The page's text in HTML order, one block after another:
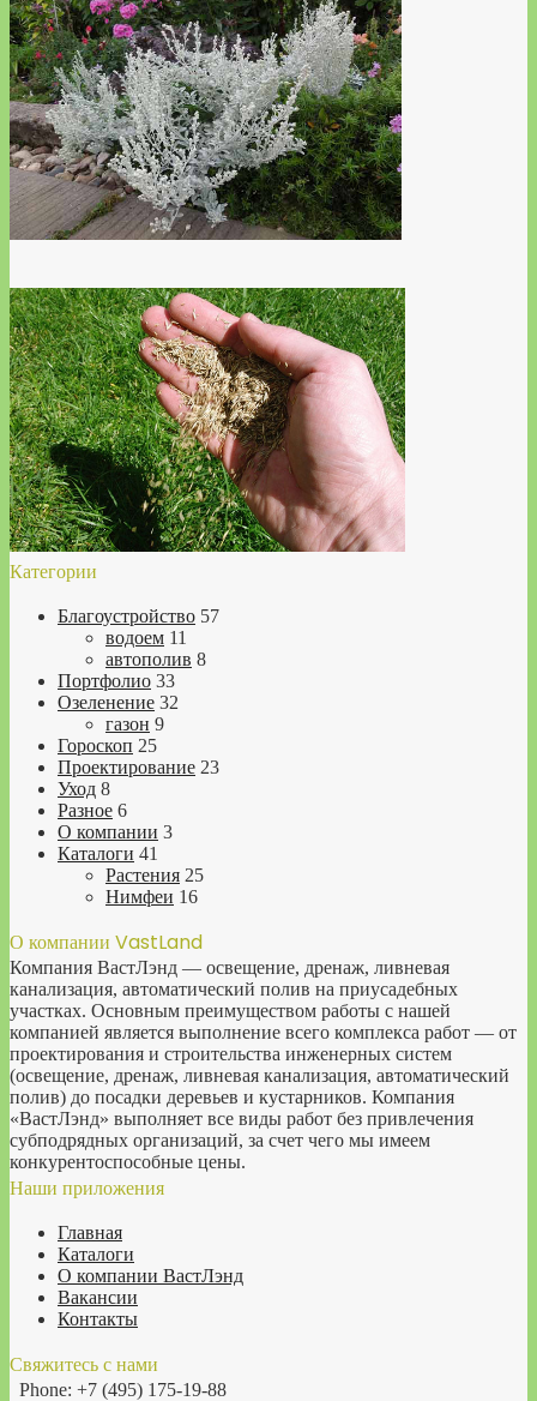
Категории
Благоустройство 57
водоем 11
автополив 8
Портфолио 33
Озеленение 32
газон 9
Гороскоп 25
Проектирование 23
Уход 8
Разное 6
О компании 3
Каталоги 41
Растения 25
Нимфеи 16
О компании VastLand
Компания ВастЛэнд — освещение, дренаж, ливневая
канализация, автоматический полив на приусадебных
участках. Основным преимуществом работы с нашей
компанией является выполнение всего комплекса работ — от
проектирования и строительства инженерных систем
(освещение, дренаж, ливневая канализация, автоматический
полив) до посадки деревьев и кустарников. Компания
«ВастЛэнд» выполняет все виды работ без привлечения
субподрядных организаций, за счет чего мы имеем
конкурентоспособные цены.
Наши приложения
Главная
Каталоги
О компании ВастЛэнд
Вакансии
Контакты
Свяжитесь с нами
Phone: +7 (495) 175-19-88